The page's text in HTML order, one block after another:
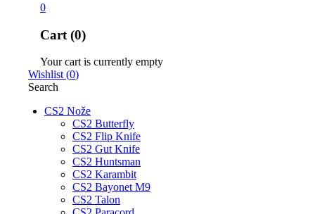
0
Cart (0)
Your cart is currently empty
Wishlist (0)
Search
CS2 Nože
CS2 Butterfly
CS2 Flip Knife
CS2 Gut Knife
CS2 Huntsman
CS2 Karambit
CS2 Bayonet M9
CS2 Talon